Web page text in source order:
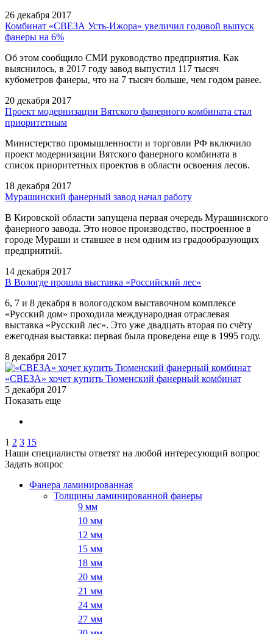
26 декабря 2017
Комбинат «СВЕЗА Усть-Ижора» увеличил годовой выпуск
фанеры на 6%
Об этом сообщило СМИ руководство предприятия. Как
выяснилось, в 2017 году завод выпустил 117 тысяч
кубометров фанеры, что на 7 тысяч больше, чем годом ранее.
20 декабря 2017
Проект модернизации Вятского фанерного комбината стал
приоритетным
Министерство промышленности и торговли РФ включило
проект модернизации Вятского фанерного комбината в
список приоритетных проектов в области освоения лесов.
18 декабря 2017
Мурашинский фанерный завод начал работу
В Кировской области запущена первая очередь Мурашинского
фанерного завода. Это новое производство, построенное в
городе Мураши и ставшее в нем одним из градообразующих
предприятий.
14 декабря 2017
В Вологде прошла выставка «Российский лес»
6, 7 и 8 декабря в вологодском выставочном комплексе
«Русский дом» проходила международная отраслевая
выставка «Русский лес». Это уже двадцать вторая по счёту
ежегодная выставка: первая была проведена еще в 1995 году.
8 декабря 2017
«СВЕЗА» хочет купить Тюменский фанерный комбинат
5 декабря 2017
Показать еще
1 2 3 15
Наши специалисты ответят на любой интересующий вопрос
Задать вопрос
Фанера ламинированная
Толщины ламинированной фанеры
9 мм
10 мм
12 мм
15 мм
18 мм
20 мм
21 мм
24 мм
27 мм